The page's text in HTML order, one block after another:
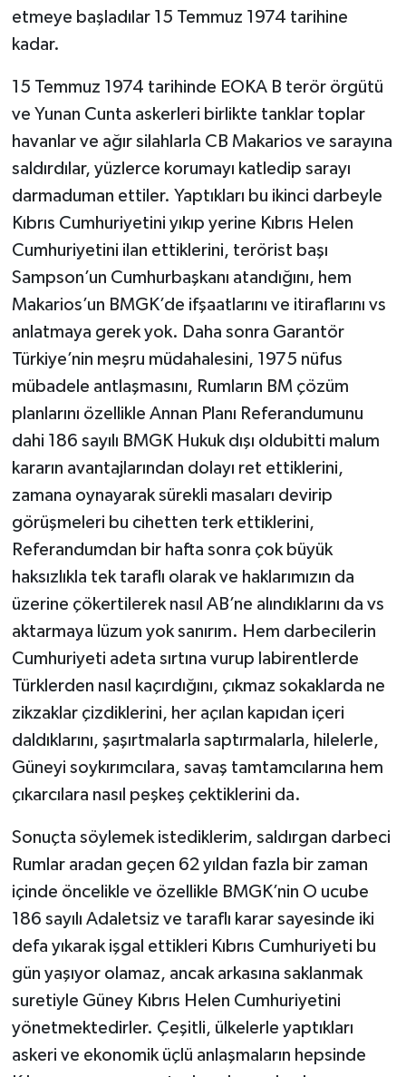
etmeye başladılar 15 Temmuz 1974 tarihine
kadar.
15 Temmuz 1974 tarihinde EOKA B terör örgütü
ve Yunan Cunta askerleri birlikte tanklar toplar
havanlar ve ağır silahlarla CB Makarios ve sarayına
saldırdılar, yüzlerce korumayı katledip sarayı
darmaduman ettiler. Yaptıkları bu ikinci darbeyle
Kıbrıs Cumhuriyetini yıkıp yerine Kıbrıs Helen
Cumhuriyetini ilan ettiklerini, terörist başı
Sampson’un Cumhurbaşkanı atandığını, hem
Makarios’un BMGK’de ifşaatlarını ve itiraflarını vs
anlatmaya gerek yok. Daha sonra Garantör
Türkiye’nin meşru müdahalesini, 1975 nüfus
mübadele antlaşmasını, Rumların BM çözüm
planlarını özellikle Annan Planı Referandumunu
dahi 186 sayılı BMGK Hukuk dışı oldubitti malum
kararın avantajlarından dolayı ret ettiklerini,
zamana oynayarak sürekli masaları devirip
görüşmeleri bu cihetten terk ettiklerini,
Referandumdan bir hafta sonra çok büyük
haksızlıkla tek taraflı olarak ve haklarımızın da
üzerine çökertilerek nasıl AB’ne alındıklarını da vs
aktarmaya lüzum yok sanırım. Hem darbecilerin
Cumhuriyeti adeta sırtına vurup labirentlerde
Türklerden nasıl kaçırdığını, çıkmaz sokaklarda ne
zikzaklar çizdiklerini, her açılan kapıdan içeri
daldıklarını, şaşırtmalarla saptırmalarla, hilelerle,
Güneyi soykırımcılara, savaş tamtamcılarına hem
çıkarcılara nasıl peşkeş çektiklerini da.
Sonuçta söylemek istediklerim, saldırgan darbeci
Rumlar aradan geçen 62 yıldan fazla bir zaman
içinde öncelikle ve özellikle BMGK’nin O ucube
186 sayılı Adaletsiz ve taraflı karar sayesinde iki
defa yıkarak işgal ettikleri Kıbrıs Cumhuriyeti bu
gün yaşıyor olamaz, ancak arkasına saklanmak
suretiyle Güney Kıbrıs Helen Cumhuriyetini
yönetmektedirler. Çeşitli, ülkelerle yaptıkları
askeri ve ekonomik üçlü anlaşmaların hepsinde